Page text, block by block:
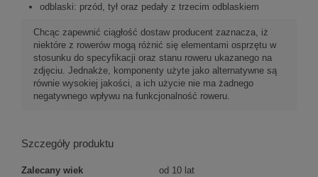
odblaski: przód, tył oraz pedały z trzecim odblaskiem
Chcąc zapewnić ciągłość dostaw producent zaznacza, iż
niektóre z rowerów mogą różnić się elementami osprzętu w
stosunku do specyfikacji oraz stanu roweru ukazanego na
zdjęciu. Jednakże, komponenty użyte jako alternatywne są
równie wysokiej jakości, a ich użycie nie ma żadnego
negatywnego wpływu na funkcjonalność roweru.
Szczegóły produktu
Zalecany wiek od 10 lat